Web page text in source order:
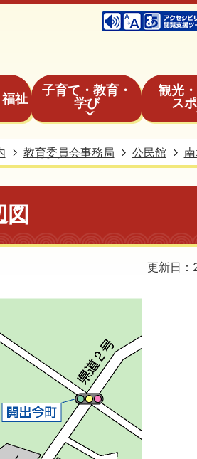
祉
子育て・教育・
学び
観光
ス
教育委員会事務局 公民館
更新日